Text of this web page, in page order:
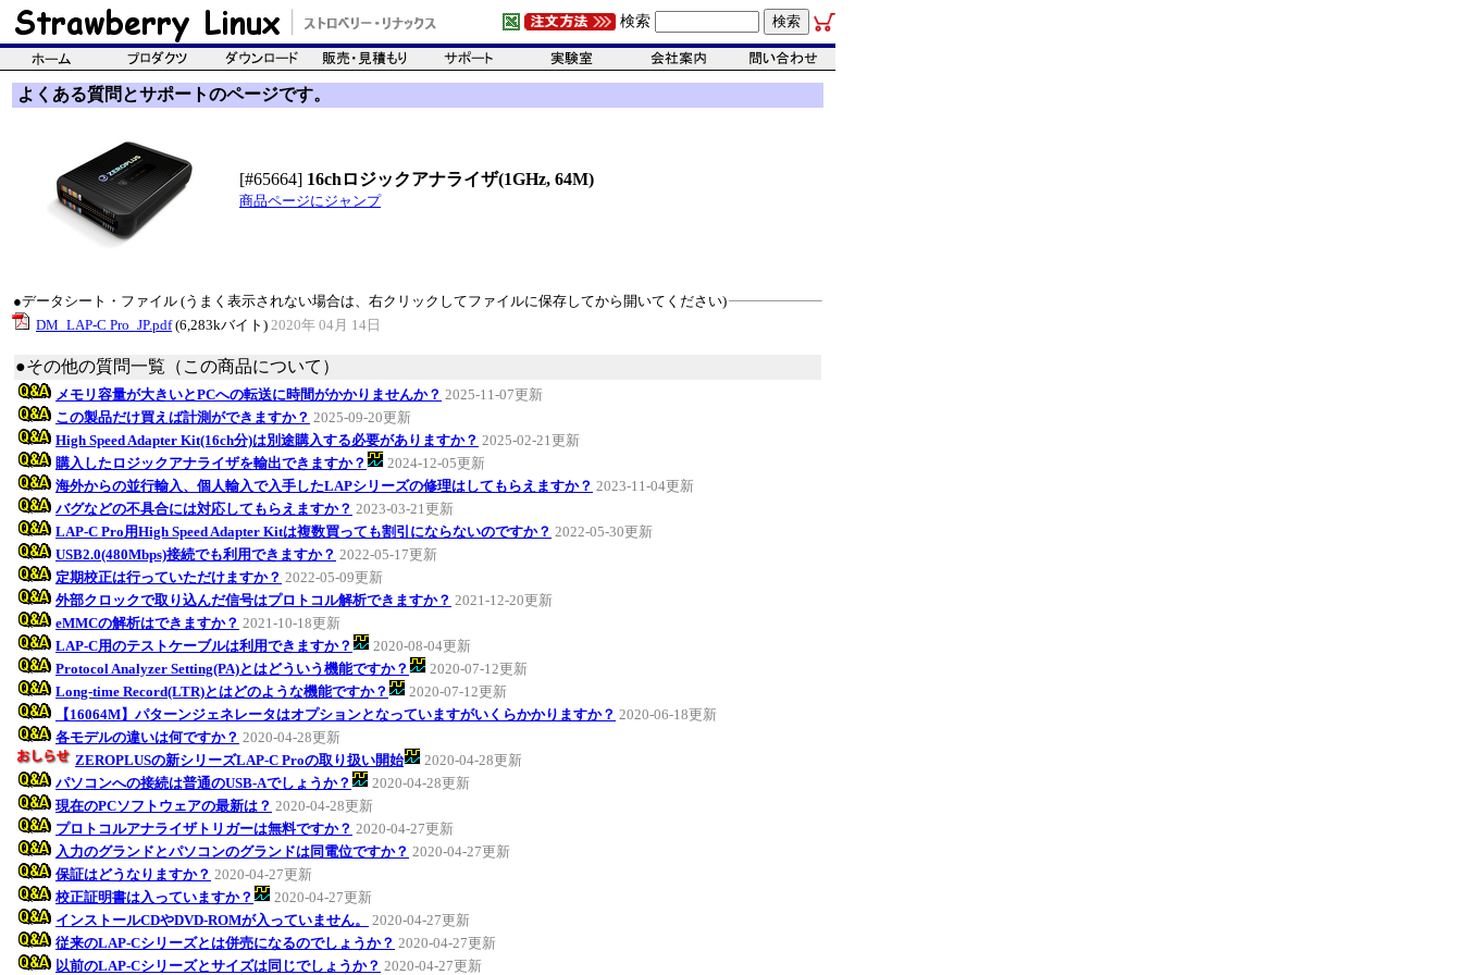
検索
よくある質問とサポートのページです。
[#65664] 16chロジックアナライザ(1GHz, 64M)
商品ページにジャンプ
●データシート・ファイル (うまく表示されない場合は、右クリックしてファイルに保存してから開いてください)
DM_LAP-C Pro_JP.pdf(6,283kバイト) 2020年 04月 14日
●その他の質問一覧（この商品について）
メモリ容量が大きいとPCへの転送に時間がかかりませんか？ 2025-11-07更新
この製品だけ買えば計測ができますか？ 2025-09-20更新
High Speed Adapter Kit(16ch分)は別途購入する必要がありますか？ 2025-02-21更新
購入したロジックアナライザを輸出できますか？
2024-12-05更新
海外からの並行輸入、個人輸入で入手したLAPシリーズの修理はしてもらえますか？ 2023-11-04更新
バグなどの不具合には対応してもらえますか？ 2023-03-21更新
LAP-C Pro用High Speed Adapter Kitは複数買っても割引にならないのですか？ 2022-05-30更新
USB2.0(480Mbps)接続でも利用できますか？ 2022-05-17更新
定期校正は行っていただけますか？ 2022-05-09更新
外部クロックで取り込んだ信号はプロトコル解析できますか？ 2021-12-20更新
eMMCの解析はできますか？ 2021-10-18更新
LAP-C用のテストケーブルは利用できますか？
2020-08-04更新
Protocol Analyzer Setting(PA)とはどういう機能ですか？
2020-07-12更新
Long-time Record(LTR)とはどのような機能ですか？
2020-07-12更新
【16064M】パターンジェネレータはオプションとなっていますがいくらかかりますか？ 2020-06-18更新
各モデルの違いは何ですか？ 2020-04-28更新
ZEROPLUSの新シリーズLAP-C Proの取り扱い開始
2020-04-28更新
パソコンへの接続は普通のUSB-Aでしょうか？
2020-04-28更新
現在のPCソフトウェアの最新は？ 2020-04-28更新
プロトコルアナライザトリガーは無料ですか？ 2020-04-27更新
入力のグランドとパソコンのグランドは同電位ですか？ 2020-04-27更新
保証はどうなりますか？ 2020-04-27更新
校正証明書は入っていますか？
2020-04-27更新
インストールCDやDVD-ROMが入っていません。
2020-04-27更新
従来のLAP-Cシリーズとは併売になるのでしょうか？ 2020-04-27更新
以前のLAP-Cシリーズとサイズは同じでしょうか？ 2020-04-27更新